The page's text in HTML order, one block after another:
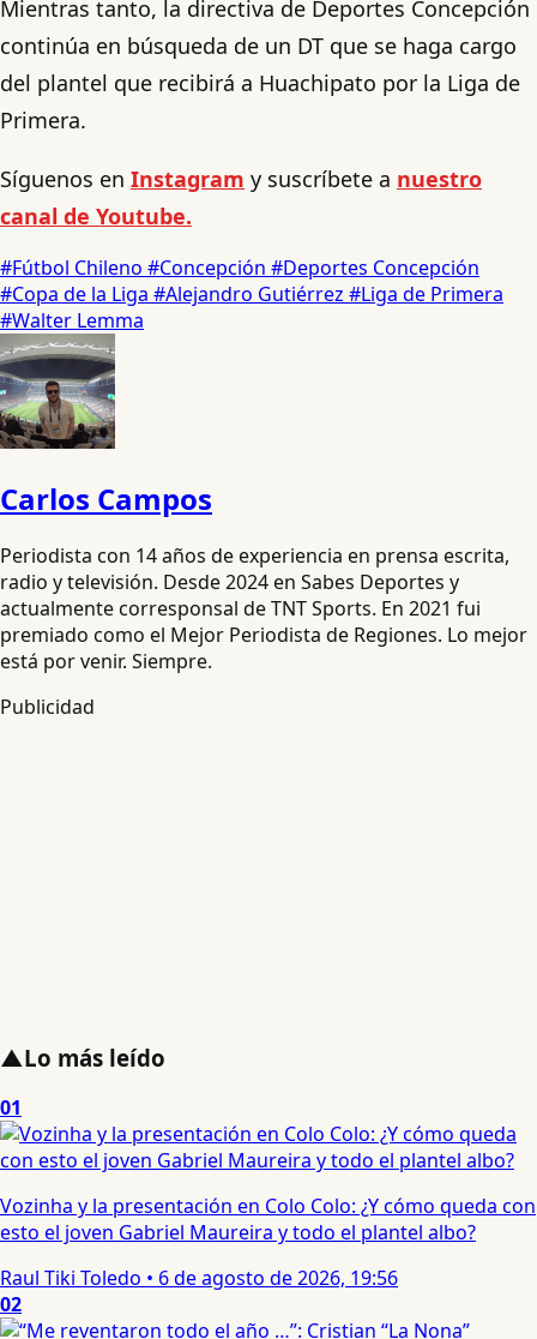
Mientras tanto, la directiva de Deportes Concepción
continúa en búsqueda de un DT que se haga cargo
del plantel que recibirá a Huachipato por la Liga de
Primera.
Síguenos en Instagram y suscríbete a nuestro
canal de Youtube.
#Fútbol Chileno #Concepción #Deportes Concepción
#Copa de la Liga #Alejandro Gutiérrez #Liga de Primera
#Walter Lemma
Carlos Campos
Periodista con 14 años de experiencia en prensa escrita,
radio y televisión. Desde 2024 en Sabes Deportes y
actualmente corresponsal de TNT Sports. En 2021 fui
premiado como el Mejor Periodista de Regiones. Lo mejor
está por venir. Siempre.
Publicidad
▲Lo más leído
01
Vozinha y la presentación en Colo Colo: ¿Y cómo queda con
esto el joven Gabriel Maureira y todo el plantel albo?
Raul Tiki Toledo • 6 de agosto de 2026, 19:56
02